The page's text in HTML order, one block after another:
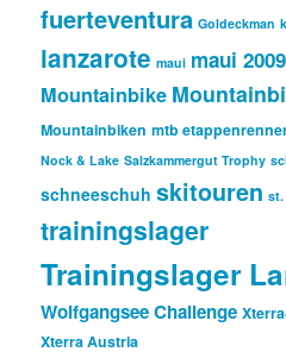
fuerteventura Goldeckman
lanzarote maui maui 2009
Mountainbike
Mountainbiken mtb
Nock & Lake Salzkammergut Trophy
schneeschuh skitouren st.
trainingslager
Trainingslager
Wolfgangsee Challenge
Xterra Austria